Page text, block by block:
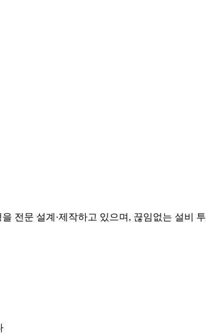
전문 설계·제작하고 있으며, 끊임없는 설비